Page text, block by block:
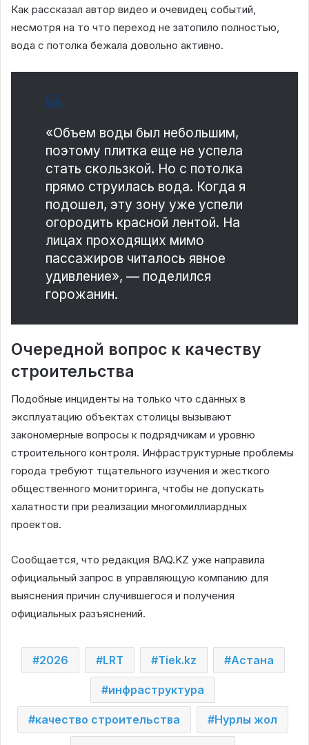
Как рассказал автор видео и очевидец событий,
несмотря на то что переход не затопило полностью,
вода с потолка бежала довольно активно.
«Объем воды был небольшим,
поэтому плитка еще не успела
стать скользкой. Но с потолка
прямо струилась вода. Когда я
подошел, эту зону уже успели
огородить красной лентой. На
лицах проходящих мимо
пассажиров читалось явное
удивление», — поделился
горожанин.
Очередной вопрос к качеству
строительства
Подобные инциденты на только что сданных в
эксплуатацию объектах столицы вызывают
закономерные вопросы к подрядчикам и уровню
строительного контроля. Инфраструктурные проблемы
города требуют тщательного изучения и жесткого
общественного мониторинга, чтобы не допускать
халатности при реализации многомиллиардных
проектов.
Сообщается, что редакция BAQ.KZ уже направила
официальный запрос в управляющую компанию для
выяснения причин случившегося и получения
официальных разъяснений.
2026 LRT Tiek.kz Астана
инфраструктура
качество строительства Нурлы жол